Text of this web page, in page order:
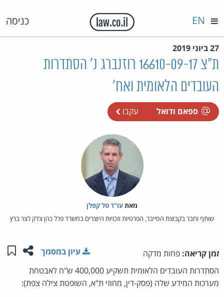
כניסה EN
27 ביוני 2019
ת"צ 16610-09-17 רוזנברג נ' הסתדרות
העובדים הלאומית ואח'
ספאם ודואל עקבו
מאת‏עו"ד טל קפלן
שותף וחבר בקבוצת הסייבר, הפרטיות וזכויות היוצרים במשרד פרל כהן צדק לצר ברץ
זמן קריאה: פחות מדקה שתפו
עיון במסמך
הסתדרות העובדים הלאומית תשקיע 400,000 ש"ח לאבטחת
מערכות המידע שלה (פסק-דין, מחוזי ת"א, השופטת צילה צפת):